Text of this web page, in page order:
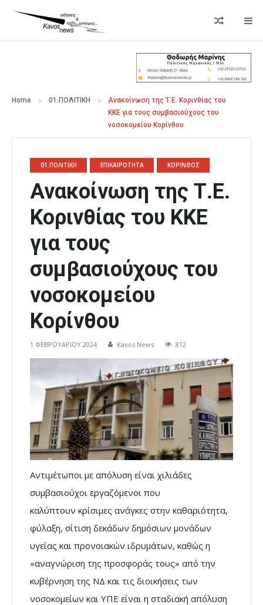
Home 01.ΠΟΛΙΤΙΚΗ
Ανακοίνωση της Τ.Ε. Κορινθίας του
ΚΚΕ για τους συμβασιούχους του
νοσοκομείου Κορίνθου
01.ΠΟΛΙΤΙΚΗ ΕΠΙΚΑΙΡΟΤΗΤΑ ΚΟΡΙΝΘΟΣ
Ανακοίνωση της Τ.Ε.
Κορινθίας του ΚΚΕ
για τους
συμβασιούχους του
νοσοκομείου
Κορίνθου
1 ΦΕΒΡΟΥΑΡΊΟΥ 2024 Kavos News 812
Αντιμέτωποι με απόλυση είναι χιλιάδες
συμβασιούχοι εργαζόμενοι που
καλύπτουν κρίσιμες ανάγκες στην καθαριότητα,
φύλαξη, σίτιση δεκάδων δημόσιων μονάδων
υγείας και προνοιακών ιδρυμάτων, καθώς η
«αναγνώριση της προσφοράς τους» από την
κυβέρνηση της ΝΔ και τις διοικήσεις των
νοσοκομείων και ΥΠΕ είναι η σταδιακή απόλυση